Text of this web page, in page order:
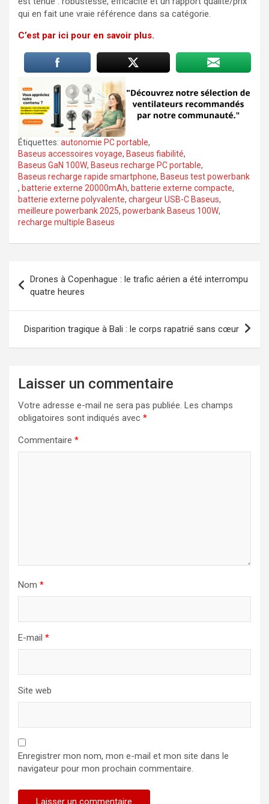
qui en fait une vraie référence dans sa catégorie.
C’est par ici pour en savoir plus.
Étiquettes: autonomie PC portable,
Baseus accessoires voyage, Baseus fiabilité,
Baseus GaN 100W, Baseus recharge PC portable,
Baseus recharge rapide smartphone, Baseus test powerbank
, batterie externe 20000mAh, batterie externe compacte,
batterie externe polyvalente, chargeur USB-C Baseus,
meilleure powerbank 2025, powerbank Baseus 100W,
recharge multiple Baseus
de
l’article
Drones à Copenhague : le trafic aérien a été interrompu
quatre heures
Disparition tragique à Bali : le corps rapatrié sans cœur
Laisser un commentaire
Votre adresse e-mail ne sera pas publiée. Les champs
obligatoires sont indiqués avec *
Commentaire *
Nom *
E-mail *
Site web
Enregistrer mon nom, mon e-mail et mon site dans le
navigateur pour mon prochain commentaire.